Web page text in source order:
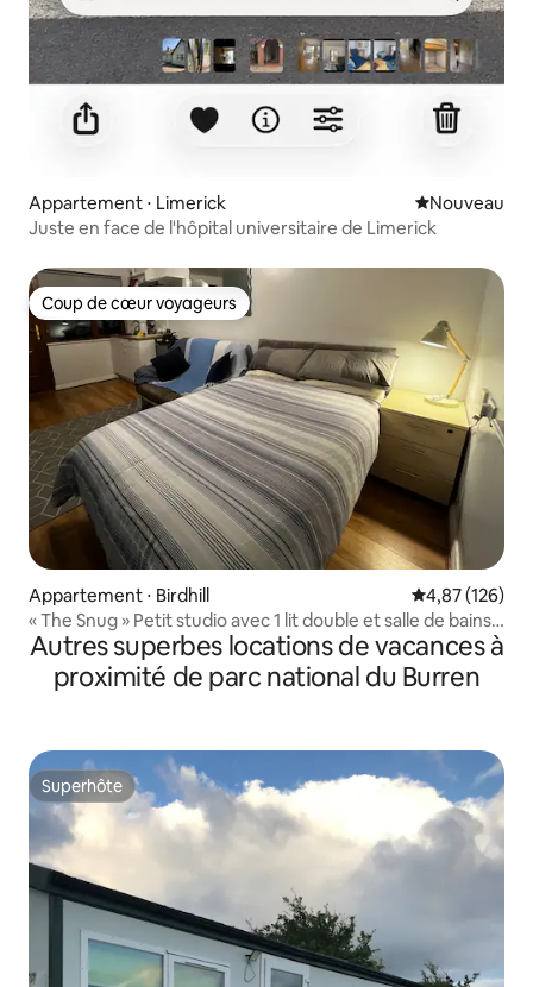
Appartement ⋅ Limerick Nouvel
Nouveau
Juste en face de l'hôpital universitaire de Limerick
Coup de cœur voyageurs
Coup de cœur voyageurs
Appartement ⋅ Birdhill Évaluation
4,87 (126)
« The Snug » Petit studio avec 1 lit double et salle de bains
privative
Autres superbes locations de vacances à
proximité de parc national du Burren
Superhôte
Superhôte